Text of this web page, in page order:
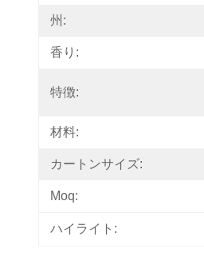
州:
香り:
特徴:
材料:
カートンサイズ:
Moq:
ハイライト: